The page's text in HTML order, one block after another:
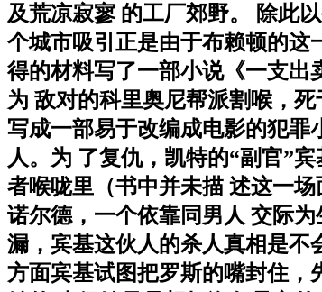
及荒凉寂寥 的工厂郊野。 除此
个城市吸引正是由于布赖顿的这
得的材料写了一部小说《一支出
为 敌对的科里奥尼帮派割喉，
写成一部易于改编成电影的犯罪
人。为 了复仇，凯特的“副官”
者喉咙里（书中并未描 述这一
诺尔德，一个依靠同男人 交际
漏，宾基这伙人的杀人真相是不
方面宾基试图把罗斯的嘴封住，